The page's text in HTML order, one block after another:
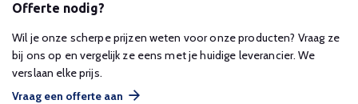
Offerte nodig?
Wil je onze scherpe prijzen weten voor onze producten? Vraag ze
bij ons op en vergelijk ze eens met je huidige leverancier. We
verslaan elke prijs.
Vraag een offerte aan